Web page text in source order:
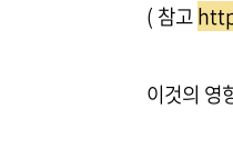
( 참고
이것의 영